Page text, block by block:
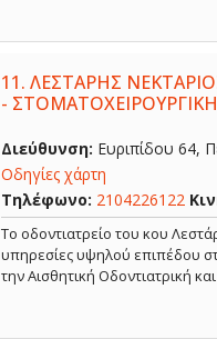
11. ΛΕΣΤΑΡΗΣ
- ΣΤΟΜΑΤΟΧΕΙΡΟΥΡΓΙΚΗ
Διεύθυνση: Ευριπίδου 64,
Οδηγίες χάρτη
Τηλέφωνο: 2104226122
Το οδοντιατρείο του κου
υπηρεσίες υψηλού επιπέδου
την Αισθητική Οδοντιατρική